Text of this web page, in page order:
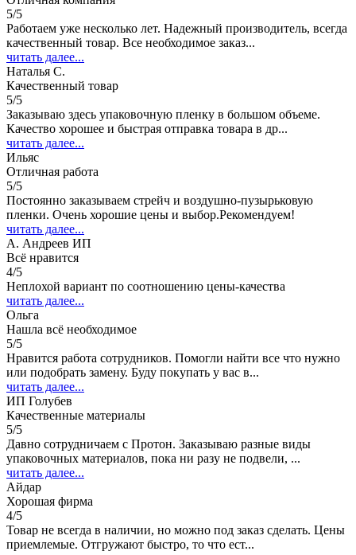
5/5
Работаем уже несколько лет. Надежный производитель, всегда
качественный товар. Все необходимое заказ...
читать далее...
Наталья С.
Качественный товар
5/5
Заказываю здесь упаковочную пленку в большом объеме.
Качество хорошее и быстрая отправка товара в др...
читать далее...
Ильяс
Отличная работа
5/5
Постоянно заказываем стрейч и воздушно-пузырьковую
пленки. Очень хорошие цены и выбор.Рекомендуем!
читать далее...
А. Андреев ИП
Всё нравится
4/5
Неплохой вариант по соотношению цены-качества
читать далее...
Ольга
Нашла всё необходимое
5/5
Нравится работа сотрудников. Помогли найти все что нужно
или подобрать замену. Буду покупать у вас в...
читать далее...
ИП Голубев
Качественные материалы
5/5
Давно сотрудничаем с Протон. Заказываю разные виды
упаковочных материалов, пока ни разу не подвели, ...
читать далее...
Айдар
Хорошая фирма
4/5
Товар не всегда в наличии, но можно под заказ сделать. Цены
приемлемые. Отгружают быстро, то что ест...